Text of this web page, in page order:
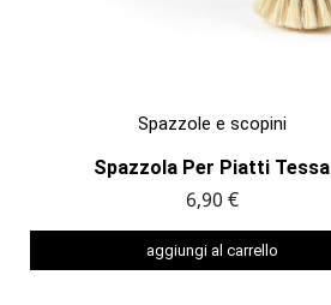
Spazzole e scopini
Spazzola Per Piatti Tessa
6,90 €
aggiungi al carrello
ANTEPRIMA